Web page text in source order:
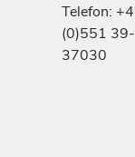
Telefon:
(0)551 39-
37030